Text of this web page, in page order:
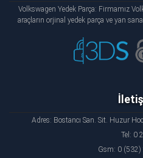
Volkswagen Yedek Parça: Firmamız
araçların orjinal yedek parça ve yan
Adres: Bostancı San. Sit. Huzur
Tel: 0
Gsm: 0